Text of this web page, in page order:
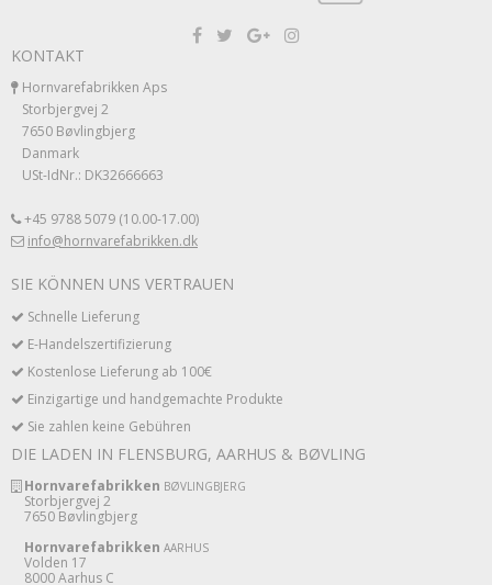
KONTAKT
Hornvarefabrikken Aps
Storbjergvej 2
7650 Bøvlingbjerg
Danmark
USt-IdNr.: DK32666663
+45 9788 5079 (10.00-17.00)
info@hornvarefabrikken.dk
SIE KÖNNEN UNS VERTRAUEN
Schnelle Lieferung
E-Handelszertifizierung
Kostenlose Lieferung ab 100€
Einzigartige und handgemachte Produkte
Sie zahlen keine Gebühren
DIE LADEN IN FLENSBURG, AARHUS & BØVLING
Hornvarefabrikken BØVLINGBJERG
Storbjergvej 2
7650 Bøvlingbjerg
Hornvarefabrikken AARHUS
Volden 17
8000 Aarhus C